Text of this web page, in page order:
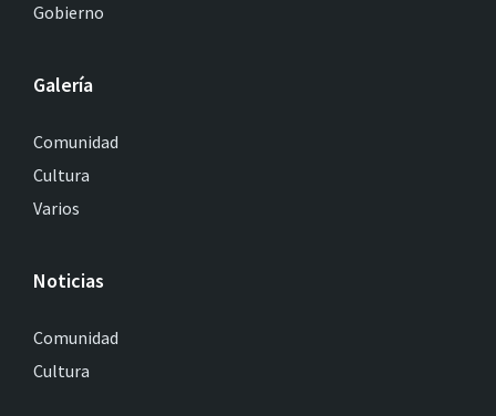
Gobierno
Galería
Comunidad
Cultura
Varios
Noticias
Comunidad
Cultura